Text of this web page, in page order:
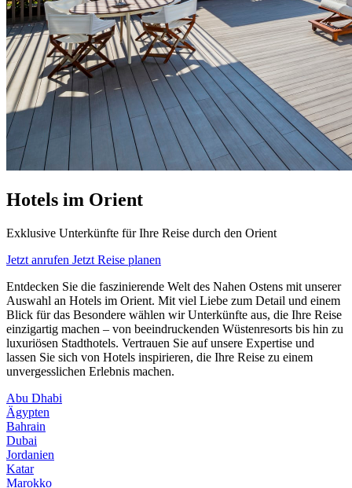
Hotels im Orient
Exklusive Unterkünfte für Ihre Reise durch den Orient
Jetzt anrufen Jetzt Reise planen
Entdecken Sie die faszinierende Welt des Nahen Ostens mit unserer
Auswahl an Hotels im Orient. Mit viel Liebe zum Detail und einem
Blick für das Besondere wählen wir Unterkünfte aus, die Ihre Reise
einzigartig machen – von beeindruckenden Wüstenresorts bis hin zu
luxuriösen Stadthotels. Vertrauen Sie auf unsere Expertise und
lassen Sie sich von Hotels inspirieren, die Ihre Reise zu einem
unvergesslichen Erlebnis machen.
Abu Dhabi
Ägypten
Bahrain
Dubai
Jordanien
Katar
Marokko